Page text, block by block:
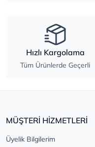
Hızlı Kargolama
Tüm Ürünlerde Geçerli
MÜŞTERİ HİZMETLERİ
Üyelik Bilgilerim